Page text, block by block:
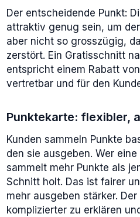
Der entscheidende Punkt:
attraktiv genug sein, um
aber nicht so grosszügig,
zerstört. Ein Gratisschnitt
entspricht einem Rabatt
vertretbar und für den
Punktekarte: flexibler,
Kunden sammeln Punkte
den sie ausgeben. Wer
sammelt mehr Punkte als
Schnitt holt. Das ist fairer
mehr ausgeben stärker.
komplizierter zu erklären